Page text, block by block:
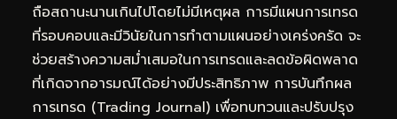
ถือสถานะนานเกินไปโดยไม่มีเหตุผล การมีแผนการเทรด
ที่รอบคอบและมีวินัยในการทำตามแผนอย่างเคร่งครัด จะ
ช่วยสร้างความสม่ำเสมอในการเทรดและลดข้อผิดพลาด
ที่เกิดจากอารมณ์ได้อย่างมีประสิทธิภาพ การบันทึกผล
การเทรด (Trading Journal) เพื่อทบทวนและปรับปรุง